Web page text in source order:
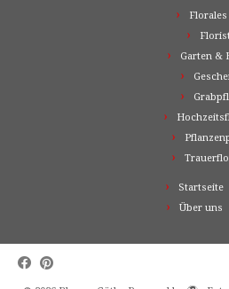
Garten &
Startseite
Über uns